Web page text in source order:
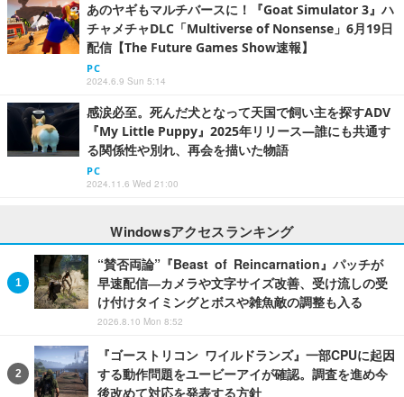
あのヤギもマルチバースに！『Goat Simulator 3』ハ
チャメチャDLC「Multiverse of Nonsense」6月19日
配信【The Future Games Show速報】
PC
2024.6.9 Sun 5:14
感涙必至。死んだ犬となって天国で飼い主を探すADV
『My Little Puppy』2025年リリース―誰にも共通す
る関係性や別れ、再会を描いた物語
PC
2024.11.6 Wed 21:00
Windowsアクセスランキング
“賛否両論”『Beast of Reincarnation』パッチが
早速配信―カメラや文字サイズ改善、受け流しの受
け付けタイミングとボスや雑魚敵の調整も入る
2026.8.10 Mon 8:52
『ゴーストリコン ワイルドランズ』一部CPUに起因
する動作問題をユービーアイが確認。調査を進め今
後改めて対応を発表する方針